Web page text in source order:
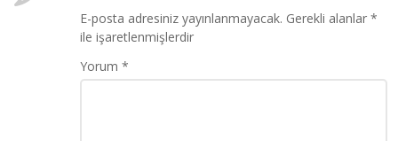
E-posta adresiniz yayınlanmayacak. Gerekli alanlar*
ile işaretlenmişlerdir
Yorum*